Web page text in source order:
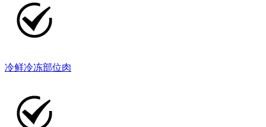
冷鲜冷冻部位肉